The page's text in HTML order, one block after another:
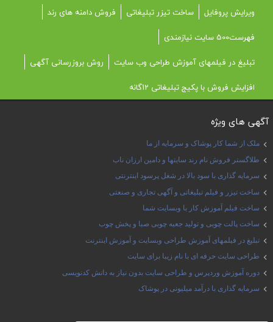
ویرایش پروفایل
ساخت تیزر تبلیغاتی
فروش دامنه های رند
فهرست500 سایت نیازمندی
تبلیغ در فیلمهای آموزش طراحی وب سایت
روش بروزرسانی آگهی
افزایش فروش با پکیج تبلیغاتی 12گانه
آگهی های ویژه
ملک از شما کار پوشاک و سرمایه از ما
طلاگستر فروش نام رند سایتها و دامین ارزان ناب
سرمایه گذاری با سود بالا در شغل پرسود اینترنتی
ساخت تیزر و فیلم تبلیغاتی و آگهی تجاری و صنعتی
ساخت فیلم آموزش کار با وبسایت شما
ساخت پالت چوبی و تولید جعبه چوبی صبا و پخش چوب
تبلیغ در فیلمهای آموزش طراحی وبسایت و آموزش اینترنت
طراحی سایت حرفه ای با نام زیبا برای سایت
دوره آموزش وردپرس و طراحی سایت بدون نیاز به دانش کدنویسی
سرمایه گذاری با درآمد میلیونی در پوشاک